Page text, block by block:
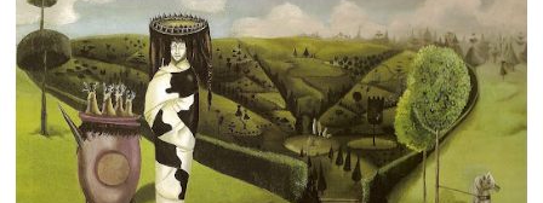
San
Luis
Potosí